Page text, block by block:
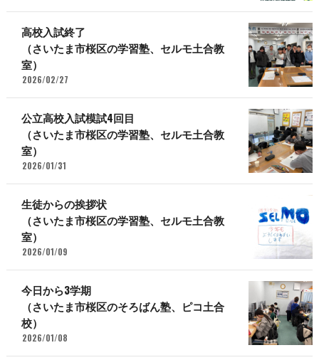
高校入試終了
（さいたま市桜区の学習塾、セルモ土合教
室）
2026/02/27
公立高校入試模試4回目
（さいたま市桜区の学習塾、セルモ土合教
室）
2026/01/31
生徒からの挨拶状
（さいたま市桜区の学習塾、セルモ土合教
室）
2026/01/09
今日から3学期
（さいたま市桜区のそろばん塾、ピコ土合
校）
2026/01/08